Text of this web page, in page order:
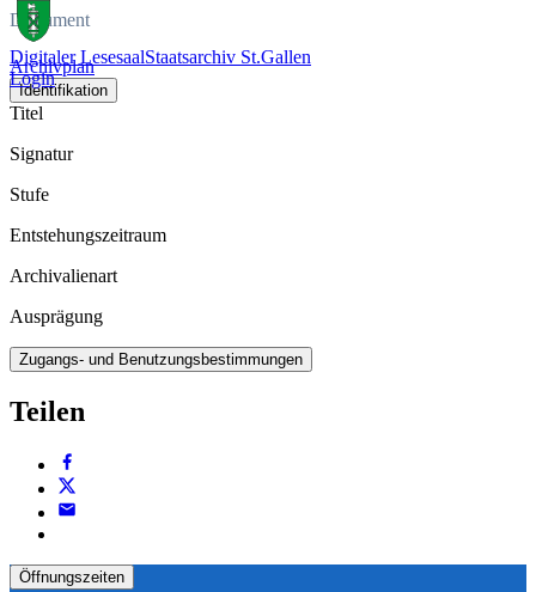
Digitaler LesesaalStaatsarchiv St.Gallen
Login
Dokument
Archivplan
Identifikation
Titel
Signatur
Stufe
Entstehungszeitraum
Archivalienart
Ausprägung
Zugangs- und Benutzungsbestimmungen
Teilen
Öffnungszeiten